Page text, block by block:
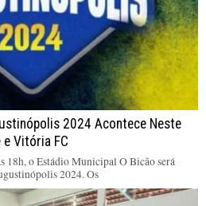
2024 Acontece Neste
e Vitória FC
18h, o Estádio Municipal O Bicão será
2024. Os